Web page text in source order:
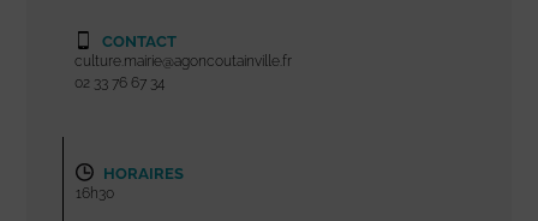
CONTACT
culture.mairie@agoncoutainville.fr
02 33 76 67 34
HORAIRES
16h30